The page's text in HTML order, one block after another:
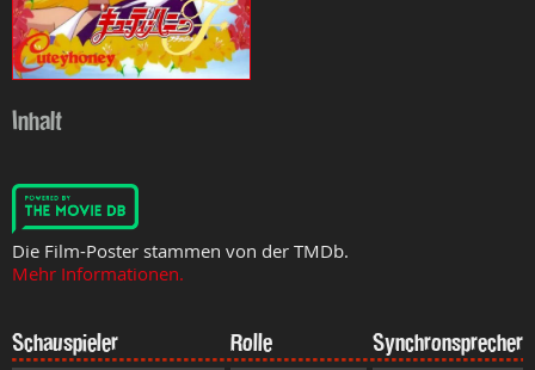
Inhalt
Die Film-Poster stammen von der TMDb.
Mehr Informationen.
Schauspieler Rolle Synchronsprecher